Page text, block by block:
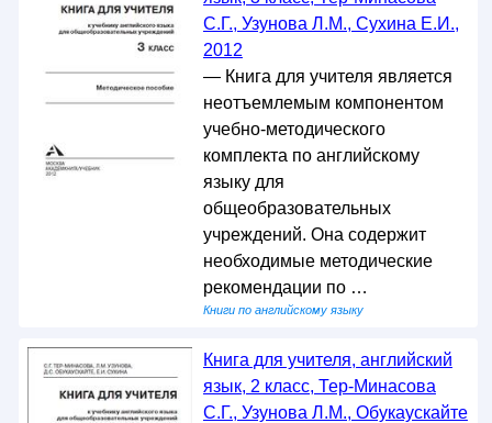
С.Г., Узунова Л.М., Сухина Е.И.,
2012
— Книга для учителя является
неотъемлемым компонентом
учебно-методического
комплекта по английскому
языку для
общеобразовательных
учреждений. Она содержит
необходимые методические
рекомендации по …
Книги по английскому языку
Книга для учителя, английский
язык, 2 класс, Тер-Минасова
С.Г., Узунова Л.М., Обукаускайте